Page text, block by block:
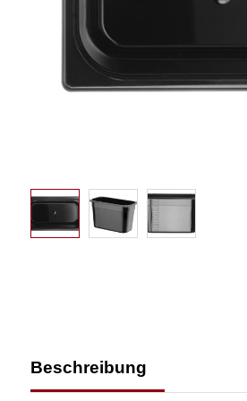
Beschreibung